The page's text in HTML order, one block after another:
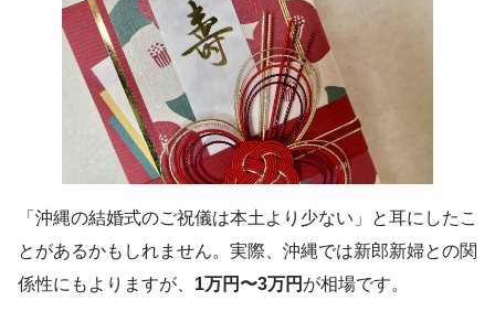
「沖縄の結婚式のご祝儀は本土より少ない」と耳にしたこ
とがあるかもしれません。実際、沖縄では新郎新婦との関
係性にもよりますが、 1万円〜3万円 が相場です。